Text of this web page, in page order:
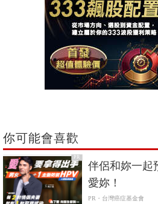
你可能會喜歡
PR
伴侶和妳一起
愛妳！
PR・台灣癌症基金會